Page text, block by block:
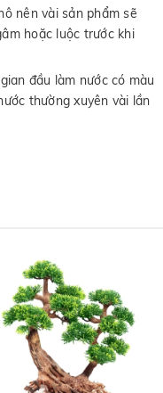
nên vài sản phẩm sẽ
hoặc luộc trước khi
đầu làm nước có màu
thường xuyên vài lần